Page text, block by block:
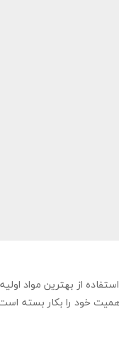
بر کادر فنی خود و استفاده از بهترین
خود را بکار بسته است